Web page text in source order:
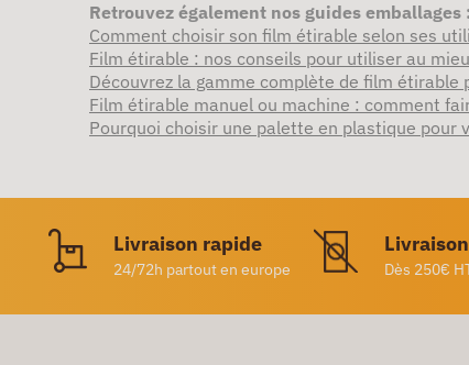
Retrouvez également nos guides emballages :
Comment choisir son film étirable selon ses
Film étirable : nos conseils pour utiliser au
Découvrez la gamme complète de film étirable
Film étirable manuel ou machine : comment
Pourquoi choisir une palette en plastique pour
Livraison rapide
24/72h partout en europe Dès 250€